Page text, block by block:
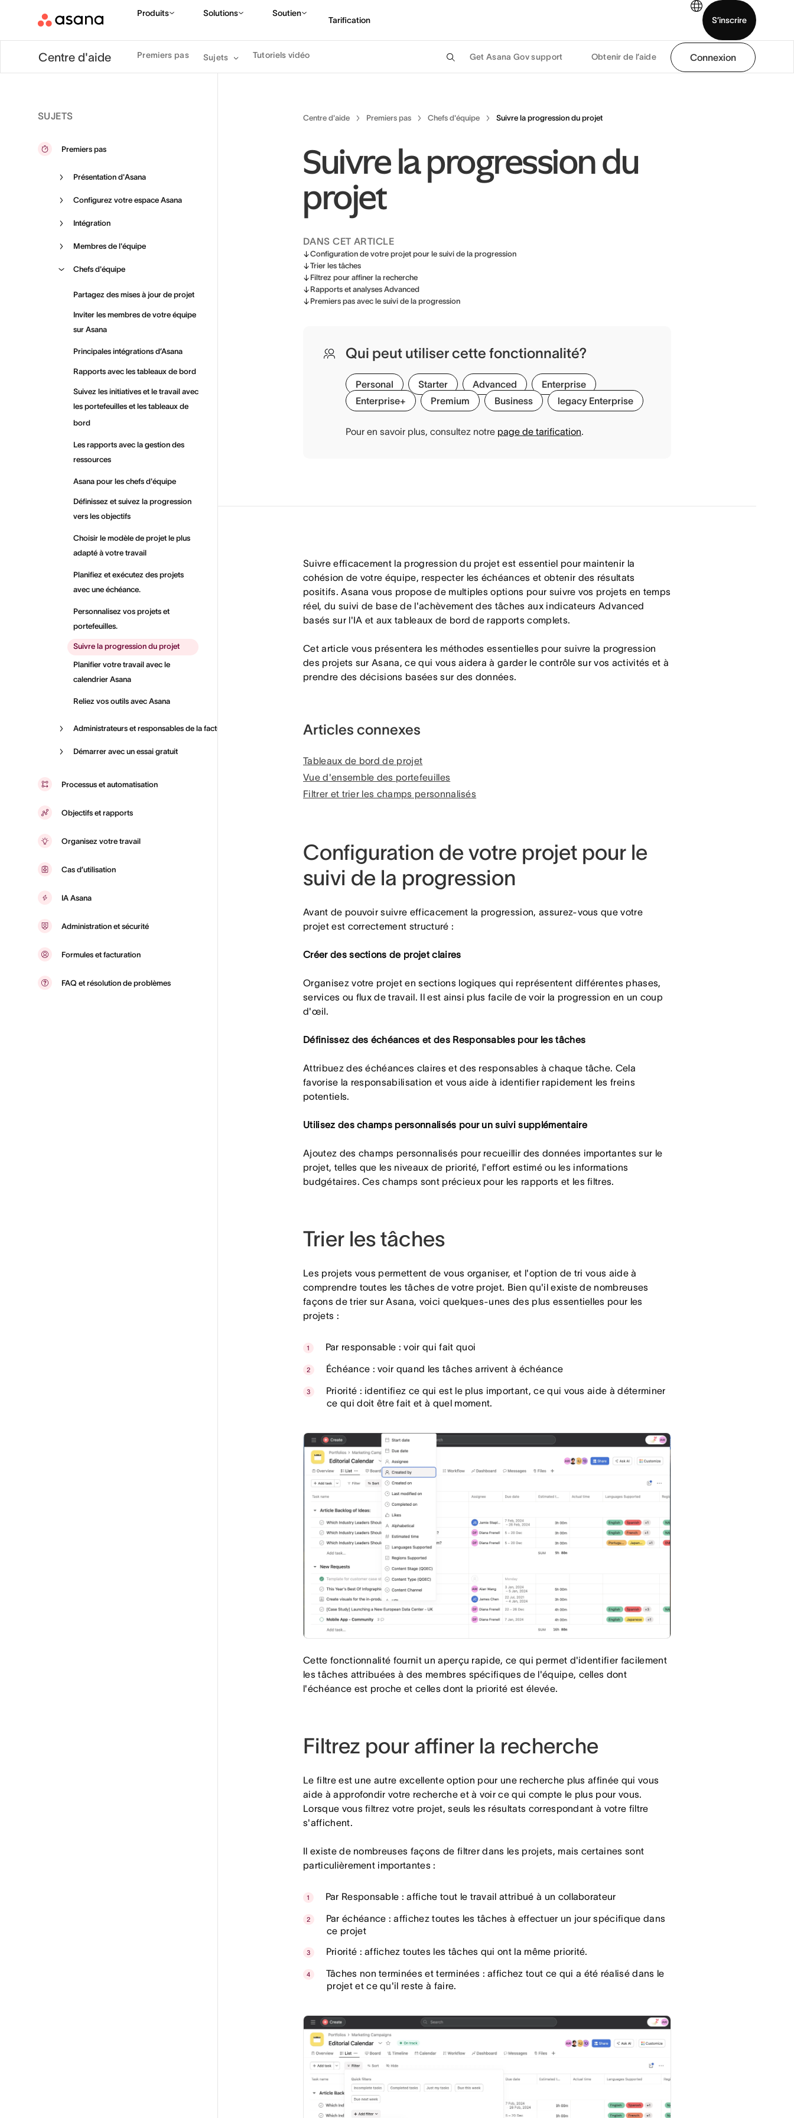
Produits Solutions Soutien
Tarification S’inscrire
Télécharger l’application
Centre d'aide Premiers pas Sujets Tutoriels vidéo Get Asana Gov support Obtenir de l’aide Connexion
SUJETS
Premiers pas
Présentation d'Asana
Configurez votre espace Asana
Intégration
Membres de l'équipe
Chefs d'équipe
Partagez des mises à jour de projet
Inviter les membres de votre équipe
sur Asana
Principales intégrations d’Asana
Rapports avec les tableaux de bord
Suivez les initiatives et le travail avec
les portefeuilles et les tableaux de
bord
Les rapports avec la gestion des
ressources
Asana pour les chefs d'équipe
Définissez et suivez la progression
vers les objectifs
Choisir le modèle de projet le plus
adapté à votre travail
Planifiez et exécutez des projets
avec une échéance.
Personnalisez vos projets et
portefeuilles.
Suivre la progression du projet
Planifier votre travail avec le
calendrier Asana
Reliez vos outils avec Asana
Administrateurs et responsables de la facturation
Démarrer avec un essai gratuit
Processus et automatisation
Objectifs et rapports
Organisez votre travail
Cas d’utilisation
IA Asana
Administration et sécurité
Formules et facturation
FAQ et résolution de problèmes
Centre d'aide Premiers pas Chefs d'équipe Suivre la progression du projet
Suivre la progression du
projet
DANS CET ARTICLE
Configuration de votre projet pour le suivi de la progression
Trier les tâches
Filtrez pour affiner la recherche
Rapports et analyses Advanced
Premiers pas avec le suivi de la progression
Qui peut utiliser cette fonctionnalité?
Personal Starter Advanced
Enterprise
Enterprise+
Premium Business legacy Enterprise
Pour en savoir plus, consultez notre page de tarification.
Suivre efficacement la progression du projet est essentiel pour maintenir la
cohésion de votre équipe, respecter les échéances et obtenir des résultats
positifs. Asana vous propose de multiples options pour suivre vos projets en temps
réel, du suivi de base de l'achèvement des tâches aux indicateurs Advanced
basés sur l'IA et aux tableaux de bord de rapports complets.
Cet article vous présentera les méthodes essentielles pour suivre la progression
des projets sur Asana, ce qui vous aidera à garder le contrôle sur vos activités et à
prendre des décisions basées sur des données.
Articles connexes
Tableaux de bord de projet
Vue d'ensemble des portefeuilles
Filtrer et trier les champs personnalisés
Configuration de votre projet pour le
suivi de la progression
Avant de pouvoir suivre efficacement la progression, assurez-vous que votre
projet est correctement structuré :
Créer des sections de projet claires
Organisez votre projet en sections logiques qui représentent différentes phases,
services ou flux de travail. Il est ainsi plus facile de voir la progression en un coup
d'œil.
Définissez des échéances et des Responsables pour les tâches
Attribuez des échéances claires et des responsables à chaque tâche. Cela
favorise la responsabilisation et vous aide à identifier rapidement les freins
potentiels.
Utilisez des champs personnalisés pour un suivi supplémentaire
Ajoutez des champs personnalisés pour recueillir des données importantes sur le
projet, telles que les niveaux de priorité, l'effort estimé ou les informations
budgétaires. Ces champs sont précieux pour les rapports et les filtres.
Trier les tâches
Les projets vous permettent de vous organiser, et l'option de tri vous aide à
comprendre toutes les tâches de votre projet. Bien qu'il existe de nombreuses
façons de trier sur Asana, voici quelques-unes des plus essentielles pour les
projets :
Par responsable : voir qui fait quoi
Échéance : voir quand les tâches arrivent à échéance
Priorité : identifiez ce qui est le plus important, ce qui vous aide à déterminer
ce qui doit être fait et à quel moment.
Cette fonctionnalité fournit un aperçu rapide, ce qui permet d'identifier facilement
les tâches attribuées à des membres spécifiques de l'équipe, celles dont
l'échéance est proche et celles dont la priorité est élevée.
Filtrez pour affiner la recherche
Le filtre est une autre excellente option pour une recherche plus affinée qui vous
aide à approfondir votre recherche et à voir ce qui compte le plus pour vous.
Lorsque vous filtrez votre projet, seuls les résultats correspondant à votre filtre
s'affichent.
Il existe de nombreuses façons de filtrer dans les projets, mais certaines sont
particulièrement importantes :
Par Responsable : affiche tout le travail attribué à un collaborateur
Par échéance : affichez toutes les tâches à effectuer un jour spécifique dans
ce projet
Priorité : affichez toutes les tâches qui ont la même priorité.
Tâches non terminées et terminées : affichez tout ce qui a été réalisé dans le
projet et ce qu'il reste à faire.